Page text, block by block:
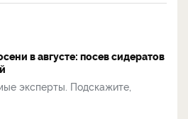
в августе: посев сидератов
эксперты. Подскажите,